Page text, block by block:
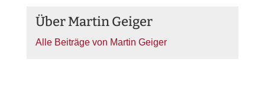
Über Martin Geiger
Alle Beiträge von Martin Geiger